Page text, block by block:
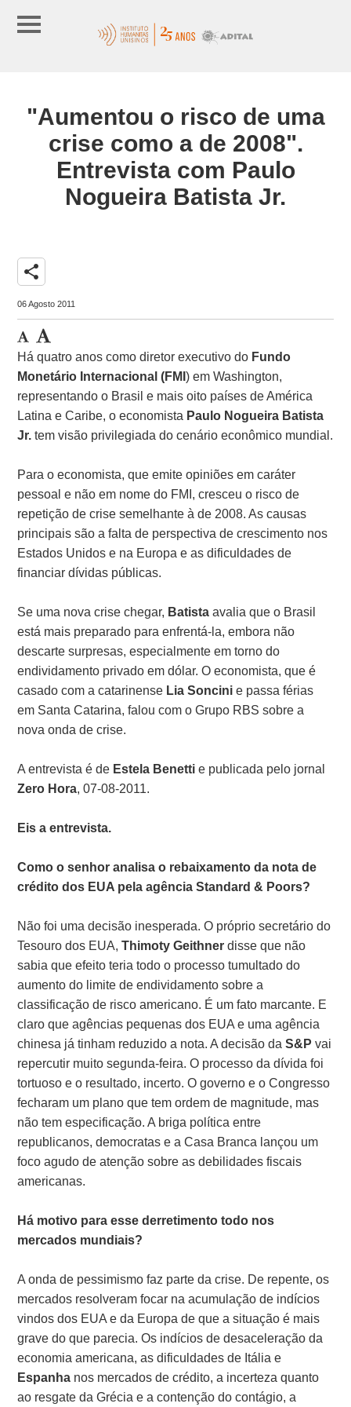
"Aumentou o risco de uma
crise como a de 2008".
Entrevista com Paulo
Nogueira Batista Jr.
share
06 Agosto 2011
Há quatro anos como diretor executivo do Fundo
Monetário Internacional (FMI) em Washington,
representando o Brasil e mais oito países de América
Latina e Caribe, o economista Paulo Nogueira Batista
Jr. tem visão privilegiada do cenário econômico mundial.
Para o economista, que emite opiniões em caráter
pessoal e não em nome do FMI, cresceu o risco de
repetição de crise semelhante à de 2008. As causas
principais são a falta de perspectiva de crescimento nos
Estados Unidos e na Europa e as dificuldades de
financiar dívidas públicas.
Se uma nova crise chegar, Batistaavalia que o Brasil
está mais preparado para enfrentá-la, embora não
descarte surpresas, especialmente em torno do
endividamento privado em dólar. O economista, que é
casado com a catarinense Lia Soncini e passa férias
em Santa Catarina, falou com o Grupo RBS sobre a
nova onda de crise.
A entrevista é de Estela Benetti e publicada pelo jornal
Zero Hora, 07-08-2011.
Eis a entrevista.
Como o senhor analisa o rebaixamento da nota de
crédito dos EUA pela agência Standard & Poors?
Não foi uma decisão inesperada. O próprio secretário do
Tesouro dos EUA,Thimoty Geithner disse que não
sabia que efeito teria todo o processo tumultado do
aumento do limite de endividamento sobre a
classificação de risco americano. É um fato marcante. E
claro que agências pequenas dos EUA e uma agência
chinesa já tinham reduzido a nota. A decisão daS&P vai
repercutir muito segunda-feira. O processo da dívida foi
tortuoso e o resultado, incerto. O governo e o Congresso
fecharam um plano que tem ordem de magnitude, mas
não tem especificação. A briga política entre
republicanos, democratas e a Casa Branca lançou um
foco agudo de atenção sobre as debilidades fiscais
americanas.
Há motivo para esse derretimento todo nos
mercados mundiais?
A onda de pessimismo faz parte da crise. De repente, os
mercados resolveram focar na acumulação de indícios
vindos dos EUA e da Europa de que a situação é mais
grave do que parecia. Os indícios de desaceleração da
economia americana, as dificuldades de Itália e
Espanha nos mercados de crédito, a incerteza quanto
ao resgate da Grécia e a contenção do contágio, a